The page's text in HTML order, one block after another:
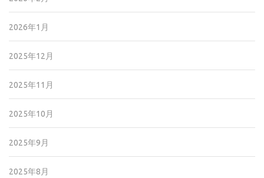
2026年1月
2025年12月
2025年11月
2025年10月
2025年9月
2025年8月